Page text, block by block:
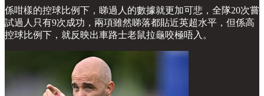
係咁樣的控球比例下，睇過人的數據就更加可悲，全隊20次嘗
試過人只有9次成功，兩項雖然睇落都貼近英超水平，但係高
控球比例下，就反映出車路士老鼠拉龜咬極唔入。